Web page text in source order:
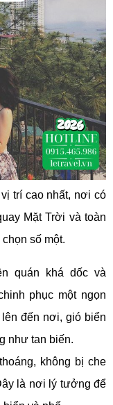
trí cao nhất, nơi có
Mặt Trời và toàn
số một.
quán khá dốc và
phục một ngọn
đến nơi, gió biển
như tan biến.
không bị che
là nơi lý tưởng để